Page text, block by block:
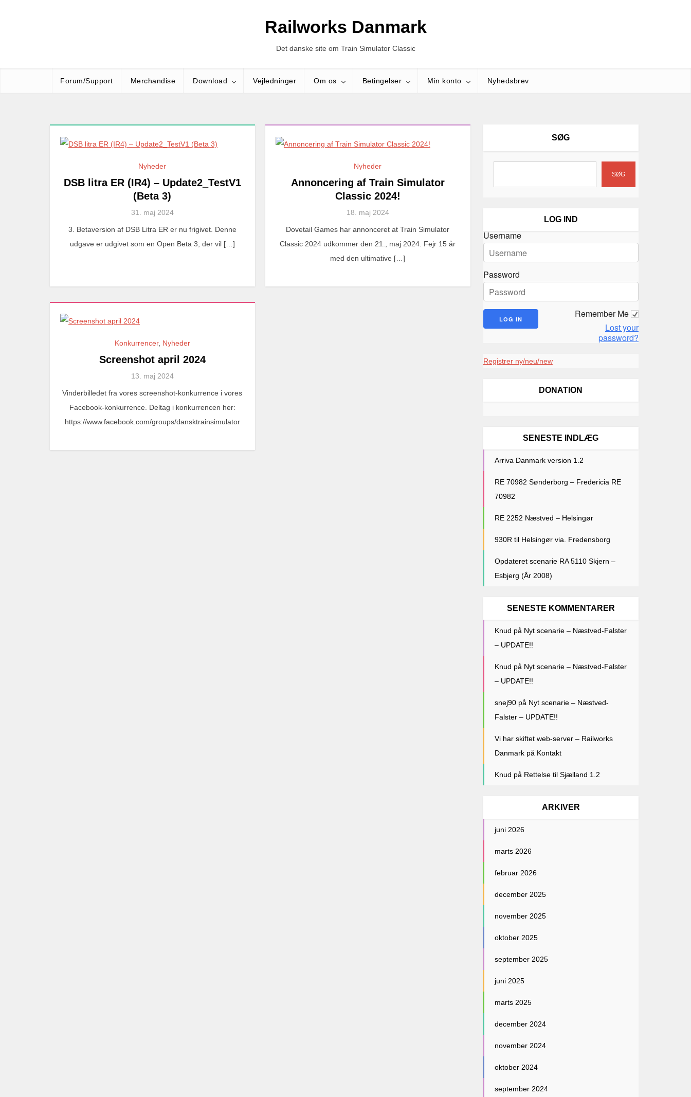
Railworks Danmark
Det danske site om Train Simulator Classic
Forum/Support Merchandise Download Vejledninger Om os Betingelser Min konto Nyhedsbrev
Nyheder
DSB litra ER (IR4) – Update2_TestV1
(Beta 3)
31. maj 2024
3. Betaversion af DSB Litra ER er nu frigivet. Denne
udgave er udgivet som en Open Beta 3, der vil […]
Nyheder
Annoncering af Train Simulator
Classic 2024!
18. maj 2024
Dovetail Games har annonceret at Train Simulator
Classic 2024 udkommer den 21., maj 2024. Fejr 15 år
med den ultimative […]
Konkurrencer, Nyheder
Screenshot april 2024
13. maj 2024
Vinderbilledet fra vores screenshot-konkurrence i vores
Facebook-konkurrence. Deltag i konkurrencen her:
https://www.facebook.com/groups/dansktrainsimulator
SØG
SØG
LOG IND
Username
Password
Remember Me
Lost your
password?
Registrer ny/neu/new
DONATION
SENESTE INDLÆG
Arriva Danmark version 1.2
RE 70982 Sønderborg – Fredericia RE
70982
RE 2252 Næstved – Helsingør
930R til Helsingør via. Fredensborg
Opdateret scenarie RA 5110 Skjern –
Esbjerg (År 2008)
SENESTE KOMMENTARER
Knud på Nyt scenarie – Næstved-Falster
– UPDATE!!
Knud på Nyt scenarie – Næstved-Falster
– UPDATE!!
snej90på Nyt scenarie – Næstved-
Falster – UPDATE!!
Vi har skiftet web-server – Railworks
Danmarkpå Kontakt
Knud på Rettelse til Sjælland 1.2
ARKIVER
juni 2026
marts 2026
februar 2026
december 2025
november 2025
oktober 2025
september 2025
juni 2025
marts 2025
december 2024
november 2024
oktober 2024
september 2024